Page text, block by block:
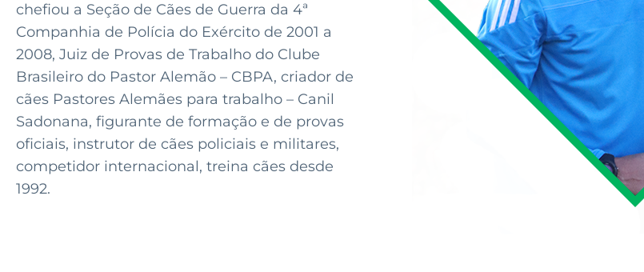
chefiou a Seção de Cães de Guerra da 4ª
Companhia de Polícia do Exército de 2001 a
2008, Juiz de Provas de Trabalho do Clube
Brasileiro do Pastor Alemão – CBPA, criador de
cães Pastores Alemães para trabalho – Canil
Sadonana, figurante de formação e de provas
oficiais, instrutor de cães policiais e militares,
competidor internacional, treina cães desde
1992.